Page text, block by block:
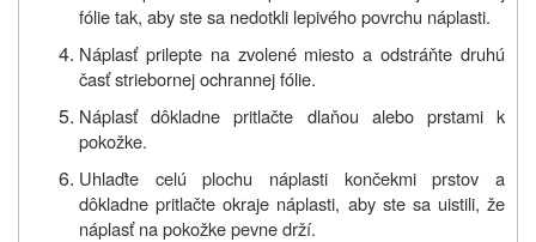
fólie tak, aby ste sa nedotkli lepivého povrchu náplasti.
Náplasť prilepte na zvolené miesto a odstráňte druhú
časť striebornej ochrannej fólie.
Náplasť dôkladne pritlačte dlaňou alebo prstami k
pokožke.
Uhlaďte celú plochu náplasti končekmi prstov a
dôkladne pritlačte okraje náplasti, aby ste sa uistili, že
náplasť na pokožke pevne drží.